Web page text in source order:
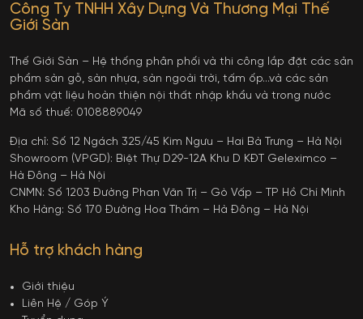
Công Ty TNHH Xây Dựng Và Thương Mại Thế
Giới Sàn
Thế Giới Sàn – Hệ thống phân phối và thi công lắp đặt các sản
phẩm sàn gỗ, sàn nhựa, sàn ngoài trời, tấm ốp…và các sản
phẩm vật liệu hoàn thiện nội thất nhập khẩu và trong nước
Mã số thuế: 0108889049
Địa chỉ: Số 12 Ngách 325/45 Kim Ngưu – Hai Bà Trưng – Hà Nội
Showroom (VPGD): Biệt Thự D29-12A Khu D KĐT Geleximco –
Hà Đông – Hà Nội
CNMN: Số 1203 Đường Phan Văn Trị – Gò Vấp – TP Hồ Chí Minh
Kho Hàng: Số 170 Đường Hoa Thám – Hà Đông – Hà Nội
Hỗ trợ khách hàng
Giới thiệu
Liên Hệ / Góp Ý